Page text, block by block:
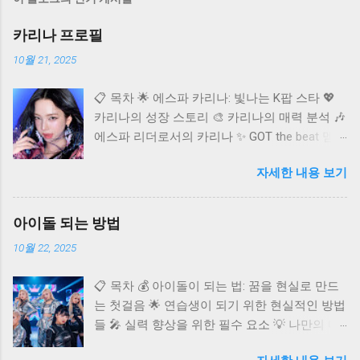
카리나 프로필
10월 21, 2025
📋 목차 🌟 에스파 카리나: 빛나는 K팝 스타 💖
카리나의 성장 스토리 🎨 카리나의 매력 분석 🎶
에스파 리더로서의 카리나 ✨ GOT the beat 멤버
질문 (FAQ) K팝 씬에 혜성처럼 등장하여 단숨에
정상급 아이돌로 자리매김한 에스파(aespa)의
멤버 카리나. 독보적인 비주얼과 뛰어난 실력으
로 국내외 팬들의 마음을 사로잡고 있어요. 오늘
보는 시간을 가져보려고 합니다. 카리나가 어떻
게 현재의 자리에 오를 수 있었는지, 그리고 앞
으로 어떤 활약을 보여줄지 함께 탐색해 볼까
자세한 내용 보기
아이돌 되는 방법
10월 22, 2025
📋 목차 💰 아이돌이 되는 법: 꿈을 현실로 만드
는 첫걸음 🌟 연습생이 되기 위한 현실적인 방법
들 🎤 실력 향상을 위한 필수 요소 💡 나만의 매